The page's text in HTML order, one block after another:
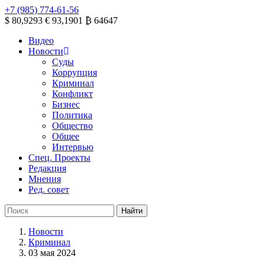
+7 (985) 774-61-56
$ 80,9293 € 93,1901 ₿ 64647
Видео
Новости
Суды
Коррупция
Криминал
Конфликт
Бизнес
Политика
Общество
Общее
Интервью
Спец. Проекты
Редакция
Мнения
Ред. совет
Новости
Криминал
03 мая 2024